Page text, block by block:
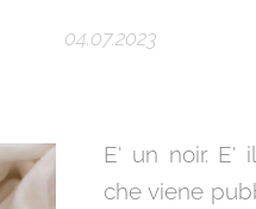
04.07.2023
E' un noir. E'
che viene